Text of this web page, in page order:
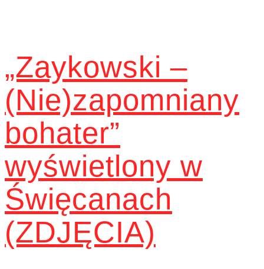
„Zaykowski –
(Nie)zapomniany
bohater”
wyświetlony w
Święcanach
(ZDJĘCIA)